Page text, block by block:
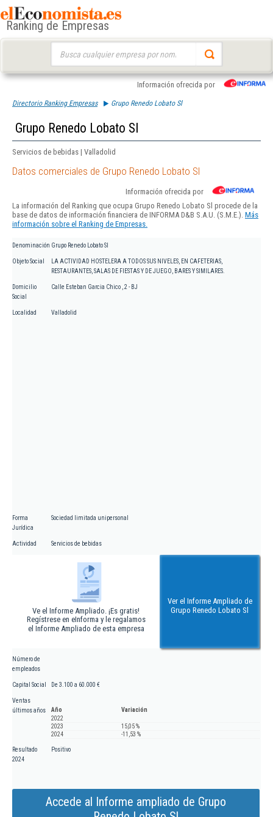
Ranking de Empresas
Información ofrecida por
Directorio Ranking Empresas Grupo Renedo Lobato Sl
Grupo Renedo Lobato Sl
Servicios de bebidas | Valladolid
Datos comerciales de Grupo Renedo Lobato Sl
Información ofrecida por
La información del Ranking que ocupa Grupo Renedo Lobato Sl procede de la
base de datos de información financiera de INFORMA D&B S.A.U. (S.M.E.). Más
información sobre el Ranking de Empresas.
Denominación Grupo Renedo Lobato Sl
Objeto Social
LA ACTIVIDAD HOSTELERA A TODOS SUS NIVELES, EN CAFETERIAS,
RESTAURANTES, SALAS DE FIESTAS Y DE JUEGO, BARES Y SIMILARES.
Domicilio
Social
Calle Esteban Garcia Chico , 2 - BJ
Localidad Valladolid
Forma
Jurídica
Sociedad limitada unipersonal
Actividad Servicios de bebidas
Ve el Informe Ampliado. ¡Es gratis!
Regístrese en eInforma y le regalamos
el Informe Ampliado de esta empresa
Ver el Informe Ampliado de
Grupo Renedo Lobato Sl
Número de
empleados
Capital Social De 3.100 a 60.000 €
Ventas
últimos años
Año
Variación
2022
2023
15,05 %
2024
-11,53 %
Resultado
2024
Positivo
Accede al Informe ampliado de Grupo